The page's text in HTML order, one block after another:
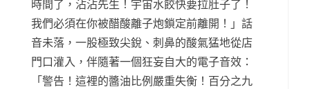
時間了，沾沾先生！宇宙水餃快要拉肚子了！
我們必須在你被醋酸離子炮鎖定前離開！」話
音未落，一股極致尖銳、刺鼻的酸氣猛地從店
門口灌入，伴隨著一個狂妄自大的電子音效：
「警告！這裡的醬油比例嚴重失衡！百分之九